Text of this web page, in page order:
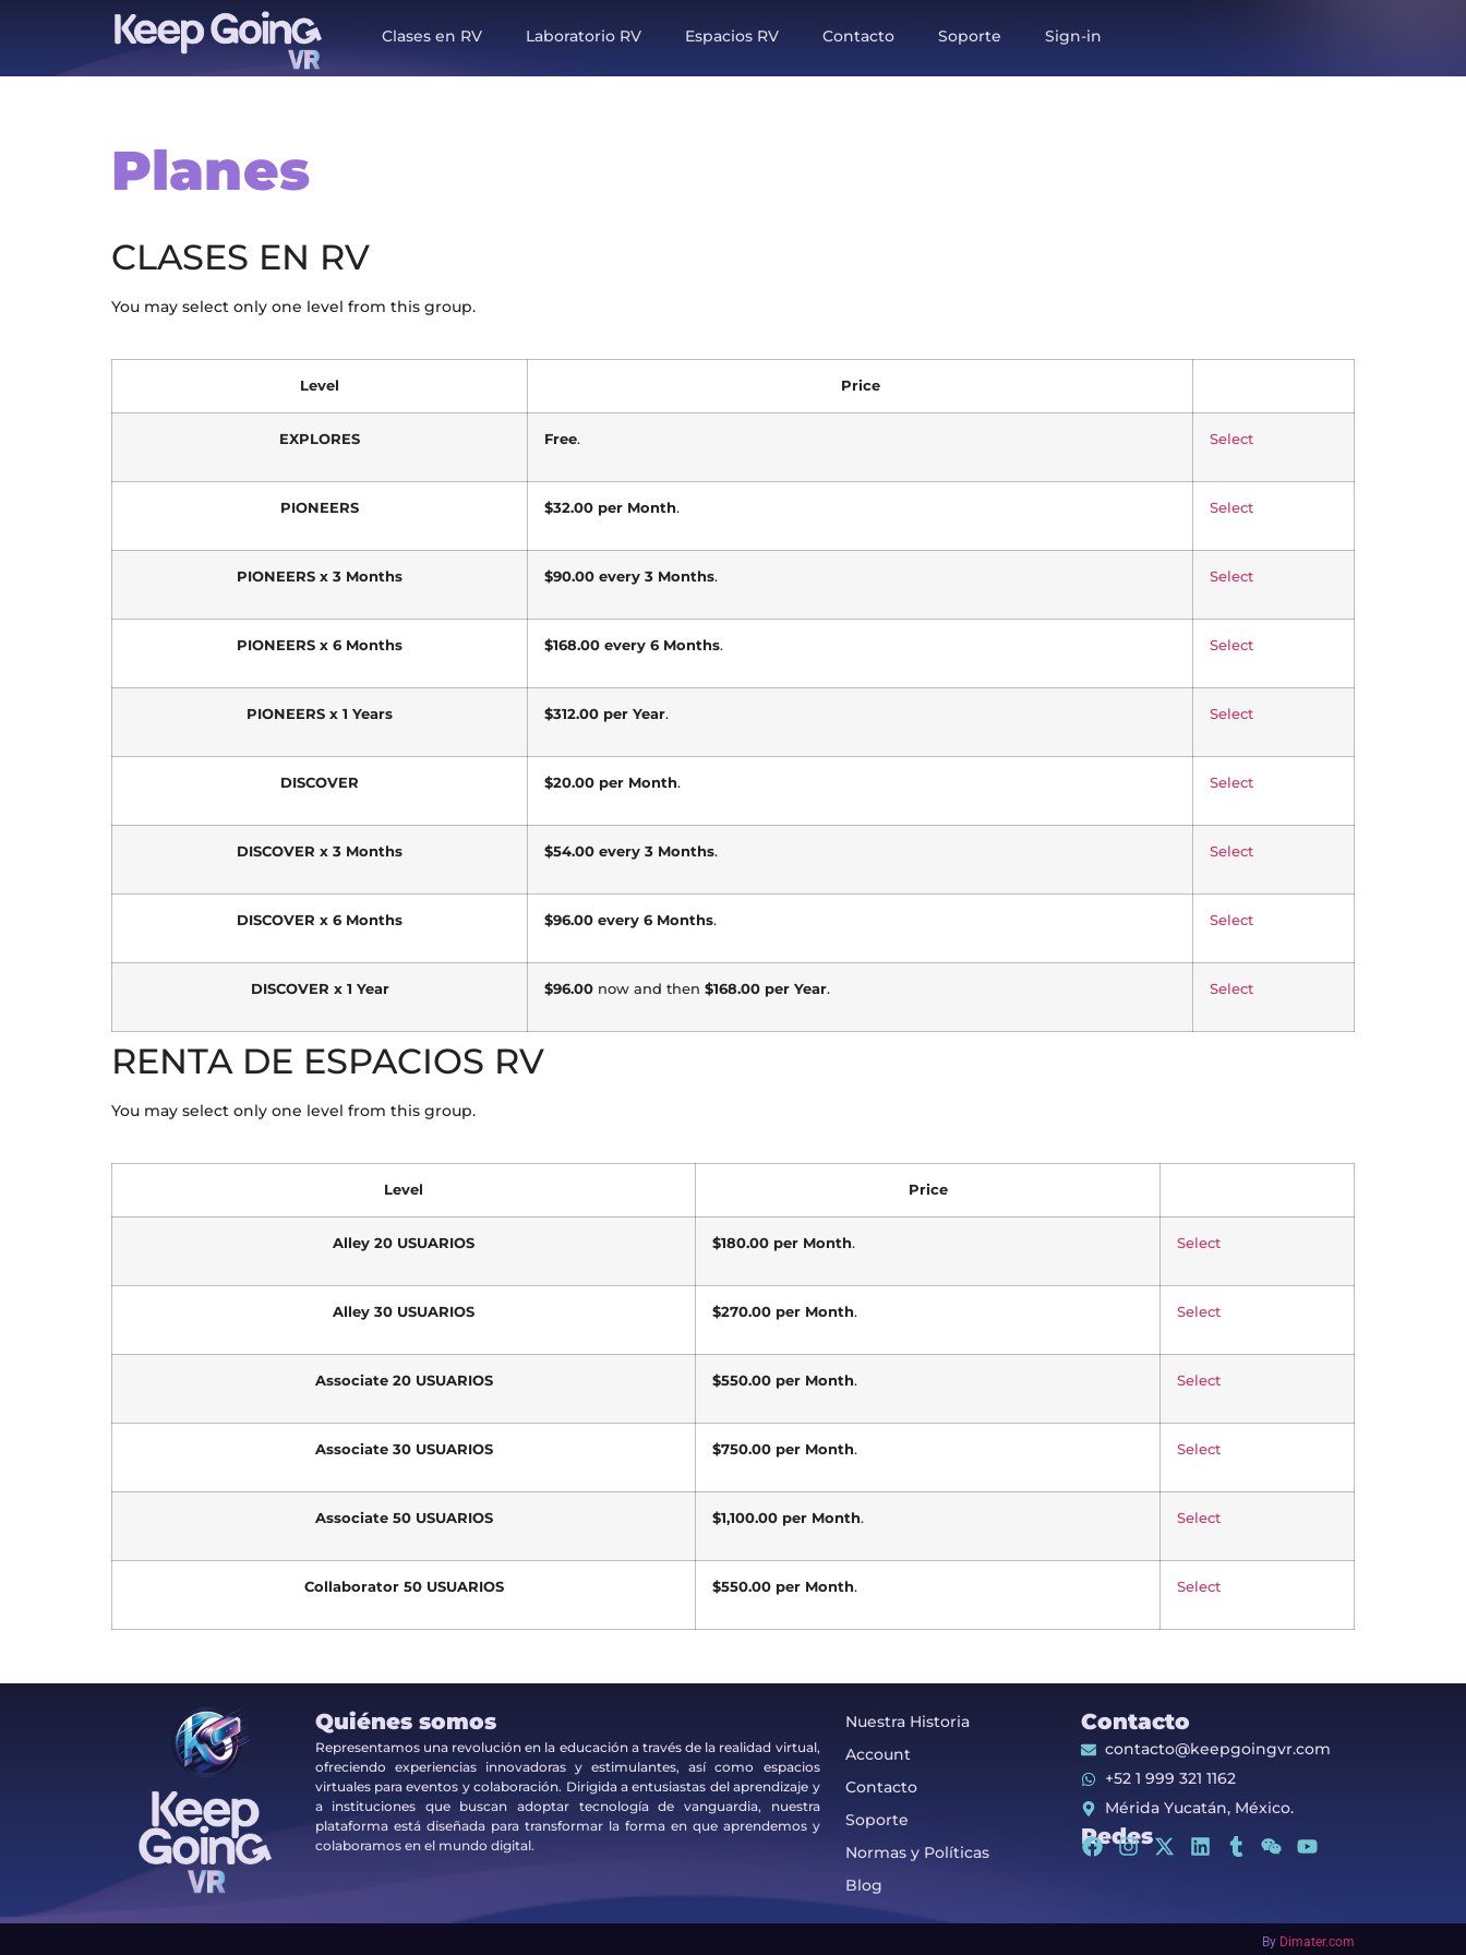
Clases en RV Laboratorio RV Espacios RV Contacto Soporte Sign-in
Planes
CLASES EN RV
You may select only one level from this group.
Level Price
EXPLORES Free. Select
PIONEERS $32.00 per Month. Select
PIONEERS x 3 Months $90.00 every 3 Months. Select
PIONEERS x 6 Months $168.00 every 6 Months. Select
PIONEERS x 1 Years $312.00 per Year. Select
DISCOVER $20.00 per Month. Select
DISCOVER x 3 Months $54.00 every 3 Months. Select
DISCOVER x 6 Months $96.00 every 6 Months. Select
DISCOVER x 1 Year $96.00 now and then $168.00 per Year. Select
RENTA DE ESPACIOS RV
You may select only one level from this group.
Level Price
Alley 20 USUARIOS $180.00 per Month. Select
Alley 30 USUARIOS $270.00 per Month. Select
Associate 20 USUARIOS $550.00 per Month. Select
Associate 30 USUARIOS $750.00 per Month. Select
Associate 50 USUARIOS $1,100.00 per Month. Select
Collaborator 50 USUARIOS $550.00 per Month. Select
Quiénes somos
Representamos una revolución en la educación a través de la realidad virtual,
ofreciendo experiencias innovadoras y estimulantes, así como espacios
virtuales para eventos y colaboración. Dirigida a entusiastas del aprendizaje y
a instituciones que buscan adoptar tecnología de vanguardia, nuestra
plataforma está diseñada para transformar la forma en que aprendemos y
colaboramos en el mundo digital.
Nuestra Historia
Account
Contacto
Soporte
Normas y Políticas
Blog
Contacto
contacto@keepgoingvr.com
+52 1 999 321 1162
Mérida Yucatán, México.
Redes
By Dimater.com